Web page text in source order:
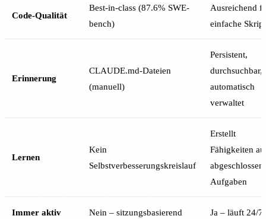
Code-Qualität
Best-in-class (87.6% SWE-
bench)
Ausreichend
einfache
Erinnerung
CLAUDE.md-Dateien
(manuell)
Persistent,
durchsuchbar,
automatisch
verwaltet
Lernen
Kein
Selbstverbesserungskreislauf
Erstellt
Fähigkeiten
Aufgaben
Immer aktiv Nein – sitzungsbasierend Ja – läuft 24/7